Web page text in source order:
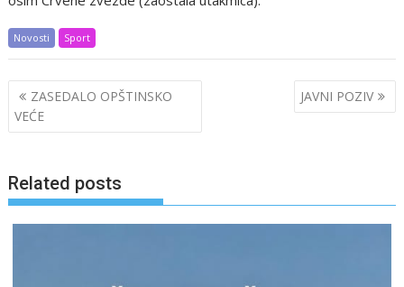
Novosti Sport
Post
navigation
ZASEDALO OPŠTINSKO
VEĆE
JAVNI POZIV
Related posts